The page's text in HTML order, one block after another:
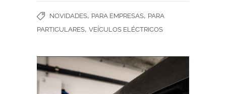
NOVIDADES, PARA EMPRESAS, PARA
PARTICULARES, VEÍCULOS ELÉCTRICOS